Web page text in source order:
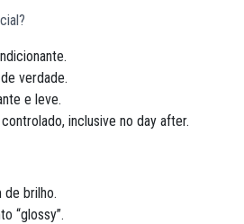
verdade.
e leve.
inclusive no day after.
de brilho.
“glossy”.